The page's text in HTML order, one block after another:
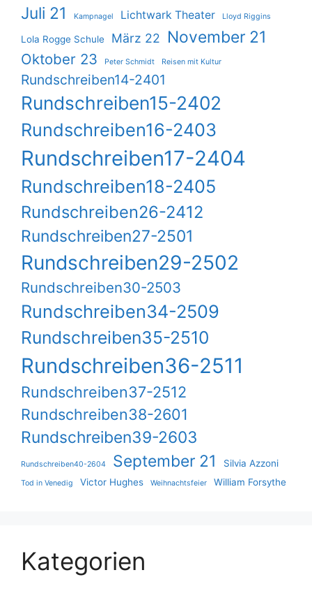
Juli 21 Kampnagel Lichtwark Theater Lloyd Riggins
Lola Rogge Schule März 22 November 21
Oktober 23 Peter Schmidt Reisen mit Kultur
Rundschreiben14-2401
Rundschreiben15-2402
Rundschreiben16-2403
Rundschreiben17-2404
Rundschreiben18-2405
Rundschreiben26-2412
Rundschreiben27-2501
Rundschreiben29-2502
Rundschreiben30-2503
Rundschreiben34-2509
Rundschreiben35-2510
Rundschreiben36-2511
Rundschreiben37-2512
Rundschreiben38-2601
Rundschreiben39-2603
Rundschreiben40-2604 September 21 Silvia Azzoni
Tod in Venedig Victor Hughes Weihnachtsfeier William Forsythe
Kategorien